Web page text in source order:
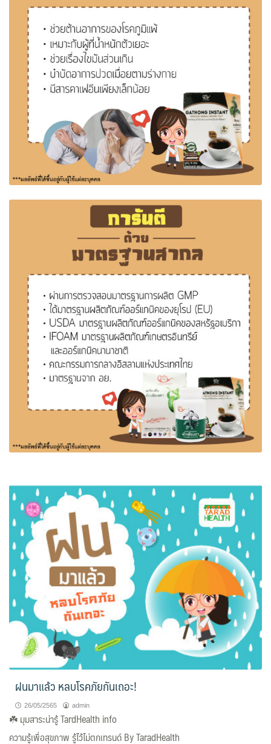
ฝนมาแล้ว หลบโรคภัยกันเถอะ!
26/05/2565 admin
☘️มุมสาระน่ารู้ TardHealth info
ความรู้เพื่อสุขภาพ รู้ไว้ไม่ตกเทรนด์ By TaradHealth